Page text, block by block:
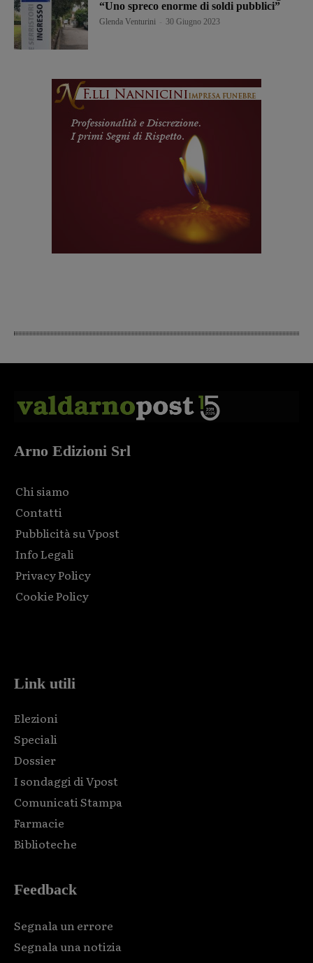
“Uno spreco enorme di soldi pubblici”
Glenda Venturini 30 Giugno 2023
Arno Edizioni Srl
Chi siamo
Contatti
Pubblicità su Vpost
Info Legali
Privacy Policy
Cookie Policy
Link utili
Elezioni
Speciali
Dossier
I sondaggi di Vpost
Comunicati Stampa
Farmacie
Biblioteche
Feedback
Segnala un errore
Segnala una notizia